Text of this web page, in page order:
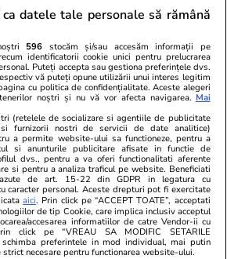
BREAKING NEWS
producția
de
obișnuit”,
companiilor
Analiză
15:17
datele tale personale să rămână
596 stocăm și/sau accesăm informații pe
identificatorii cookie unici pentru prelucrarea
Puteți accepta sau gestiona preferințele dvs.
vă puteți opune utilizării unui interes legitim
cu politica de confidențialitate. Aceste alegeri
noștri și nu vă vor afecta navigarea. Mai
(retelele de socializare si agentiile de publicitate
si furnizorii nostri de servicii de date analitice)
a permite website-ului sa functioneze, pentru a
si anunturile publicitare afisate in functie de
dvs., pentru a va oferi functionalitati aferente
si pentru a analiza traficul pe website. Beneficiati
de art. 15-22 din GDPR in legatura cu
caracter personal. Aceste drepturi pot fi exercitate
aici. Prin click pe “ACCEPT TOATE”, acceptati
de tip Cookie, care implica inclusiv acceptul
accesarea informatiilor de catre Vendor-ii cu
click pe “VREAU SA MODIFIC SETARILE
schimba preferintele in mod individual, mai putin
strict necesare pentru functionarea website-ului.